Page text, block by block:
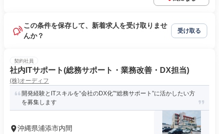
この条件を保存して、新着求人を受け取りませ
んか？
受け取る
契約社員
社内ITサポート(総務サポート・業務改善・DX担当)
(株)オーディフ
開発経験とITスキルを“会社のDX化”“総務サポート”に活かしたい方
を募集します
沖縄県浦添市内間